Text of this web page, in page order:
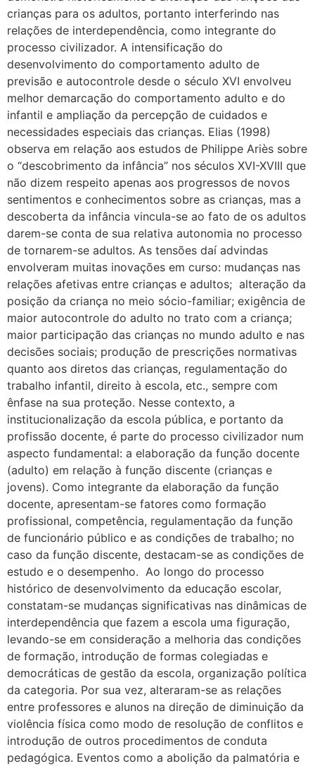
crianças para os adultos, portanto interferindo nas
relações de interdependência, como integrante do
processo civilizador. A intensificação do
desenvolvimento do comportamento adulto de
previsão e autocontrole desde o século XVI envolveu
melhor demarcação do comportamento adulto e do
infantil e ampliação da percepção de cuidados e
necessidades especiais das crianças. Elias (1998)
observa em relação aos estudos de Philippe Ariès sobre
o “descobrimento da infância” nos séculos XVI-XVIII que
não dizem respeito apenas aos progressos de novos
sentimentos e conhecimentos sobre as crianças, mas a
descoberta da infância vincula-se ao fato de os adultos
darem-se conta de sua relativa autonomia no processo
de tornarem-se adultos. As tensões daí advindas
envolveram muitas inovações em curso: mudanças nas
relações afetivas entre crianças e adultos; alteração da
posição da criança no meio sócio-familiar; exigência de
maior autocontrole do adulto no trato com a criança;
maior participação das crianças no mundo adulto e nas
decisões sociais; produção de prescrições normativas
quanto aos diretos das crianças, regulamentação do
trabalho infantil, direito à escola, etc., sempre com
ênfase na sua proteção. Nesse contexto, a
institucionalização da escola pública, e portanto da
profissão docente, é parte do processo civilizador num
aspecto fundamental: a elaboração da função docente
(adulto) em relação à função discente (crianças e
jovens). Como integrante da elaboração da função
docente, apresentam-se fatores como formação
profissional, competência, regulamentação da função
de funcionário público e as condições de trabalho; no
caso da função discente, destacam-se as condições de
estudo e o desempenho. Ao longo do processo
histórico de desenvolvimento da educação escolar,
constatam-se mudanças significativas nas dinâmicas de
interdependência que fazem a escola uma figuração,
levando-se em consideração a melhoria das condições
de formação, introdução de formas colegiadas e
democráticas de gestão da escola, organização política
da categoria. Por sua vez, alteraram-se as relações
entre professores e alunos na direção de diminuição da
violência física como modo de resolução de conflitos e
introdução de outros procedimentos de conduta
pedagógica. Eventos como a abolição da palmatória e